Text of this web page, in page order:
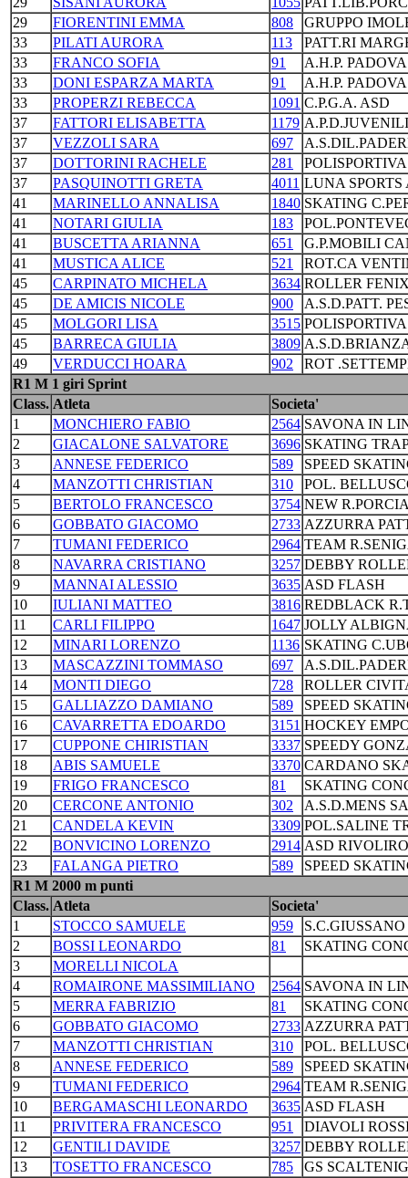
29
FIORENTINI EMMA 808
GRUPPO
33
PILATI AURORA 113
PATT.RI
33
FRANCO SOFIA 91
A.H.P.
33
DONI ESPARZA MARTA 91
A.H.P.
33
PROPERZI REBECCA 1091 C.P.G.A. ASD
37
FATTORI ELISABETTA 1179
37
VEZZOLI SARA 697
37
DOTTORINI RACHELE 281
37
PASQUINOTTI GRETA 4011 LUNA
41
MARINELLO ANNALISA 1840 SKATING
41
NOTARI GIULIA 183
41
BUSCETTA ARIANNA 651
G.P.MOBILI
41
MUSTICA ALICE 521
ROT.CA
45
CARPINATO MICHELA 3634 ROLLER
45
DE AMICIS NICOLE 900
A.S.D.PATT.
45
MOLGORI LISA 3515
45
BARRECA GIULIA 3809
49
VERDUCCI HOARA 902
ROT
R1 M 1 giri Sprint
Class. Atleta
Societa'
1
MONCHIERO FABIO 2564 SAVONA IN
2
GIACALONE SALVATORE 3696 SKATING
3
ANNESE FEDERICO 589
SPEED
4
MANZOTTI CHRISTIAN 310
POL.
5
BERTOLO FRANCESCO 3754 NEW
6
GOBBATO GIACOMO 2733 AZZURRA
7
TUMANI FEDERICO 2964 TEAM
8
NAVARRA CRISTIANO 3257 DEBBY
9
MANNAI ALESSIO 3635 ASD FLASH
10
IULIANI MATTEO 3816 REDBLACK
11
CARLI FILIPPO 1647 JOLLY
12
MINARI LORENZO 1136 SKATING
13
MASCAZZINI TOMMASO 697
14
MONTI DIEGO 728
ROLLER
15
GALLIAZZO DAMIANO 589
SPEED
16
CAVARRETTA EDOARDO 3151 HOCKEY
17
CUPPONE CHIRISTIAN 3337 SPEEDY
18
ABIS SAMUELE 3370 CARDANO
19
FRIGO FRANCESCO 81
SKATING
20
CERCONE ANTONIO 302
A.S.D.MENS
21
CANDELA KEVIN 3309 POL.SALINE
22
BONVICINO LORENZO 2914 ASD
23
FALANGA PIETRO 589
SPEED
R1 M 2000 m punti
Class. Atleta
Societa'
1
STOCCO SAMUELE 959
S.C.GIUSSANO
2
BOSSI LEONARDO 81
SKATING
3
MORELLI NICOLA
4
ROMAIRONE MASSIMILIANO 2564 SAVONA IN
5
MERRA FABRIZIO 81
SKATING
6
GOBBATO GIACOMO 2733 AZZURRA
7
MANZOTTI CHRISTIAN 310
POL.
8
ANNESE FEDERICO 589
SPEED
9
TUMANI FEDERICO 2964 TEAM
10
BERGAMASCHI LEONARDO 3635 ASD FLASH
11
PRIVITERA FRANCESCO 951
DIAVOLI
12
GENTILI DAVIDE 3257 DEBBY
13
TOSETTO FRANCESCO 785
GS